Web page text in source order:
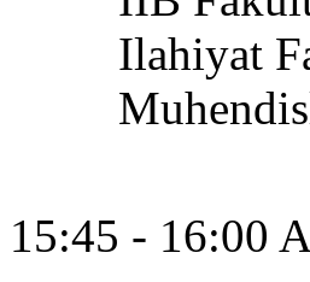
Ilahiyat
Muhendislik
15:45 - 16:00